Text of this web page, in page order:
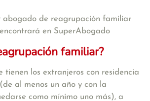
abogado de reagrupación familiar
en SuperAbogado
familiar?
tienen los extranjeros con residencia
al menos un año y con la
como mínimo uno más), a